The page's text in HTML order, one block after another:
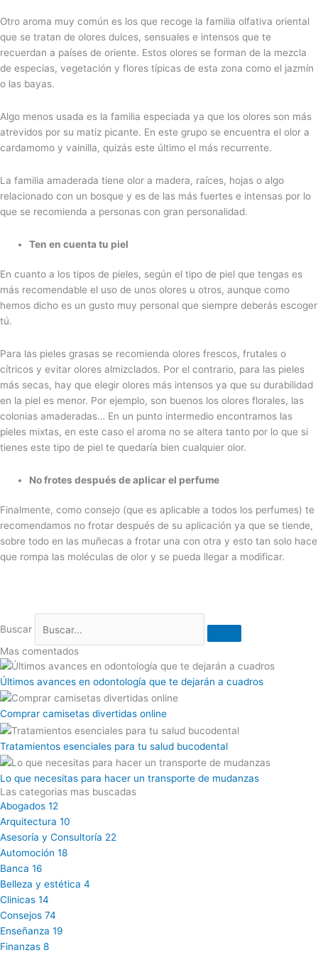
Otro aroma muy común es los que recoge la familia olfativa oriental
que se tratan de olores dulces, sensuales e intensos que te
recuerdan a países de oriente. Estos olores se forman de la mezcla
de especias, vegetación y flores típicas de esta zona como el jazmín
o las bayas.
Algo menos usada es la familia especiada ya que los olores son más
atrevidos por su matiz picante. En este grupo se encuentra el olor a
cardamomo y vainilla, quizás este último el más recurrente.
La familia amaderada tiene olor a madera, raíces, hojas o algo
relacionado con un bosque y es de las más fuertes e intensas por lo
que se recomienda a personas con gran personalidad.
Ten en cuenta tu piel
En cuanto a los tipos de pieles, según el tipo de piel que tengas es
más recomendable el uso de unos olores u otros, aunque como
hemos dicho es un gusto muy personal que siempre deberás escoger
tú.
Para las pieles grasas se recomienda olores frescos, frutales o
cítricos y evitar olores almizclados. Por el contrario, para las pieles
más secas, hay que elegir olores más intensos ya que su durabilidad
en la piel es menor. Por ejemplo, son buenos los olores florales, las
colonias amaderadas… En un punto intermedio encontramos las
pieles mixtas, en este caso el aroma no se altera tanto por lo que si
tienes este tipo de piel te quedaría bien cualquier olor.
No frotes después de aplicar el perfume
Finalmente, como consejo (que es aplicable a todos los perfumes) te
recomendamos no frotar después de su aplicación ya que se tiende,
sobre todo en las muñecas a frotar una con otra y esto tan solo hace
que rompa las moléculas de olor y se pueda llegar a modificar.
Buscar
Mas comentados
Últimos avances en odontología que te dejarán a cuadros
Comprar camisetas divertidas online
Tratamientos esenciales para tu salud bucodental
Lo que necesitas para hacer un transporte de mudanzas
Las categorias mas buscadas
Abogados 12
Arquitectura 10
Asesoría y Consultoría 22
Automoción 18
Banca 16
Belleza y estética 4
Clinicas 14
Consejos 74
Enseñanza 19
Finanzas 8